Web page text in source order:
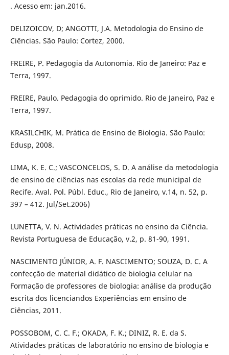
. Acesso em: jan.2016.
DELIZOICOV, D; ANGOTTI, J.A. Metodologia do Ensino de
Ciências. São Paulo: Cortez, 2000.
FREIRE, P. Pedagogia da Autonomia. Rio de Janeiro: Paz e
Terra, 1997.
FREIRE, Paulo. Pedagogia do oprimido. Rio de Janeiro, Paz e
Terra, 1997.
KRASILCHIK, M. Prática de Ensino de Biologia. São Paulo:
Edusp, 2008.
LIMA, K. E. C.; VASCONCELOS, S. D. A análise da metodologia
de ensino de ciências nas escolas da rede municipal de
Recife. Aval. Pol. Públ. Educ., Rio de Janeiro, v.14, n. 52, p.
397 – 412. Jul/Set.2006)
LUNETTA, V. N. Actividades práticas no ensino da Ciência.
Revista Portuguesa de Educação, v.2, p. 81-90, 1991.
NASCIMENTO JÚNIOR, A. F. NASCIMENTO; SOUZA, D. C. A
confecção de material didático de biologia celular na
Formação de professores de biologia: análise da produção
escrita dos licenciandos Experiências em ensino de
Ciências, 2011.
POSSOBOM, C. C. F.; OKADA, F. K.; DINIZ, R. E. da S.
Atividades práticas de laboratório no ensino de biologia e